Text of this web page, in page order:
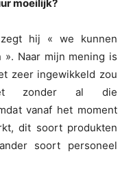
moeilijk?
hij « we kunnen
Naar mijn mening is
zeer ingewikkeld zou
zonder al die
vanaf het moment
dit soort produkten
soort personeel